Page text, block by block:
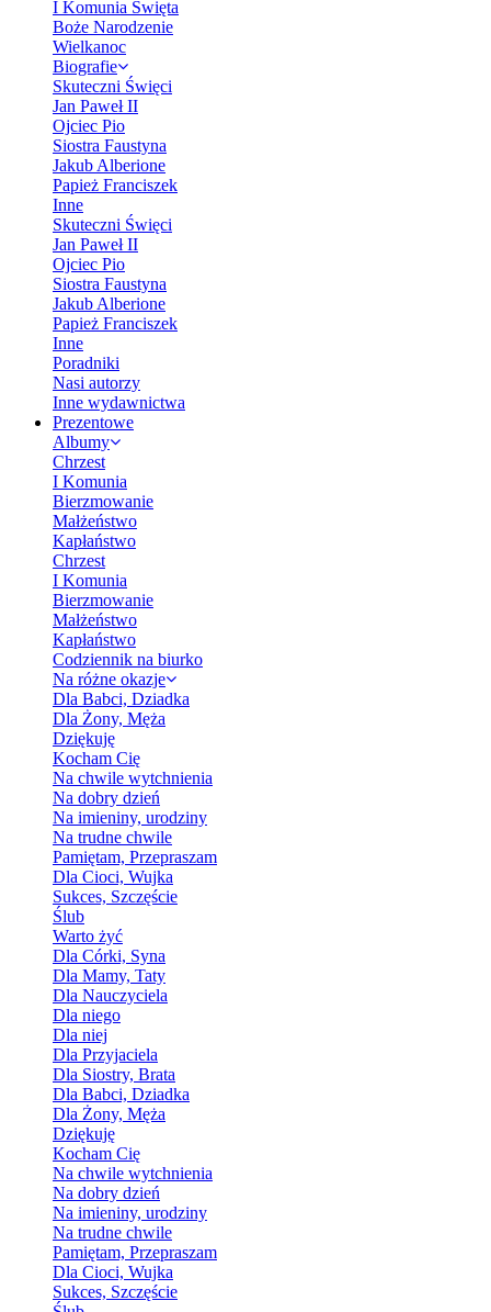
I Komunia Święta
Boże Narodzenie
Wielkanoc
Biografie
Skuteczni Święci
Jan Paweł II
Ojciec Pio
Siostra Faustyna
Jakub Alberione
Papież Franciszek
Inne
Skuteczni Święci
Jan Paweł II
Ojciec Pio
Siostra Faustyna
Jakub Alberione
Papież Franciszek
Inne
Poradniki
Nasi autorzy
Inne wydawnictwa
Prezentowe
Albumy
Chrzest
I Komunia
Bierzmowanie
Małżeństwo
Kapłaństwo
Chrzest
I Komunia
Bierzmowanie
Małżeństwo
Kapłaństwo
Codziennik na biurko
Na różne okazje
Dla Babci, Dziadka
Dla Żony, Męża
Dziękuję
Kocham Cię
Na chwile wytchnienia
Na dobry dzień
Na imieniny, urodziny
Na trudne chwile
Pamiętam, Przepraszam
Dla Cioci, Wujka
Sukces, Szczęście
Ślub
Warto żyć
Dla Córki, Syna
Dla Mamy, Taty
Dla Nauczyciela
Dla niego
Dla niej
Dla Przyjaciela
Dla Siostry, Brata
Dla Babci, Dziadka
Dla Żony, Męża
Dziękuję
Kocham Cię
Na chwile wytchnienia
Na dobry dzień
Na imieniny, urodziny
Na trudne chwile
Pamiętam, Przepraszam
Dla Cioci, Wujka
Sukces, Szczęście